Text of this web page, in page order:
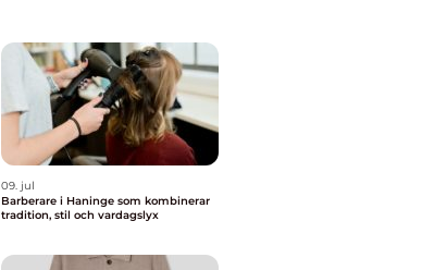
09. jul
Barberare i Haninge som kombinerar
tradition, stil och vardagslyx